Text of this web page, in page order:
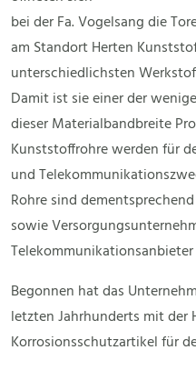
bei der Fa. Vogelsang die
am Standort Herten
unterschiedlichsten
Damit ist sie einer der
dieser Materialbandbreite
Kunststoffrohre werden für
und
Rohre sind
sowie
Begonnen hat das
letzten Jahrhunderts mit der
Korrosionsschutzartikel für